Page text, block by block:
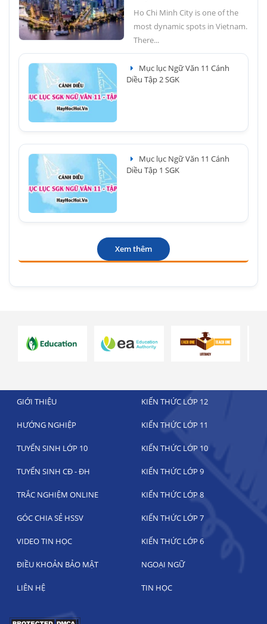
Ho Chi Minh City is one of the
most dynamic spots in Vietnam.
There...
Mục lục Ngữ Văn 11 Cánh
Diều Tập 2 SGK
Mục lục Ngữ Văn 11 Cánh
Diều Tập 1 SGK
Xem thêm
GIỚI THIỆU KIẾN THỨC LỚP 12
HƯỚNG NGHIỆP KIẾN THỨC LỚP 11
TUYỂN SINH LỚP 10 KIẾN THỨC LỚP 10
TUYỂN SINH CĐ - ĐH KIẾN THỨC LỚP 9
TRẮC NGHIỆM ONLINE KIẾN THỨC LỚP 8
GÓC CHIA SẺ HSSV KIẾN THỨC LỚP 7
VIDEO TIN HỌC KIẾN THỨC LỚP 6
ĐIỀU KHOẢN BẢO MẬT NGOẠI NGỮ
LIÊN HỆ TIN HỌC